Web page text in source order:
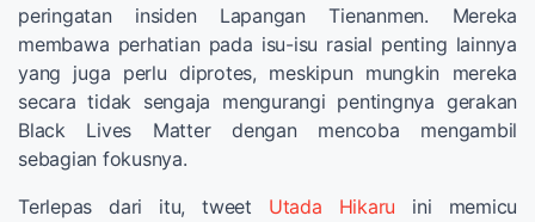
peringatan insiden Lapangan Tienanmen. Mereka
membawa perhatian pada isu-isu rasial penting lainnya
yang juga perlu diprotes, meskipun mungkin mereka
secara tidak sengaja mengurangi pentingnya gerakan
Black Lives Matter dengan mencoba mengambil
sebagian fokusnya.
Terlepas dari itu, tweet Utada Hikaru ini memicu